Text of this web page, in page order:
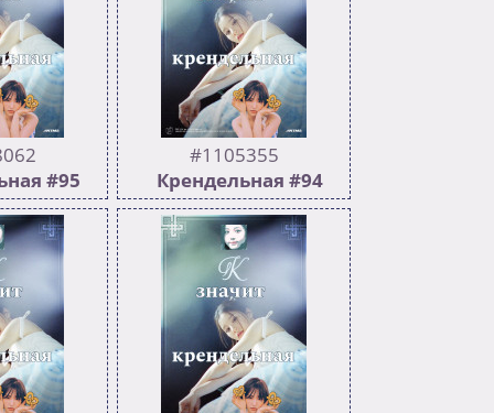
#95
310
VPg-
сердце Ким
#1105355
Крендельная #94
502 145
:chaer_sulk: Дельфинам тоже
нужны няшки >>1103256